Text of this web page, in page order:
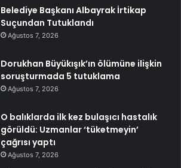
Belediye Başkanı Albayrak İrtikap
Suçundan Tutuklandı
Ağustos 7, 2026
Dorukhan Büyükışık’ın ölümüne ilişkin
soruşturmada 5 tutuklama
Ağustos 7, 2026
O balıklarda ilk kez bulaşıcı hastalık
görüldü: Uzmanlar ‘tüketmeyin’
çağrısı yaptı
Ağustos 7, 2026